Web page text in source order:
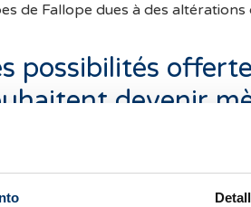
de Fallope dues à des
possibilités
devenir
et l'âge est déterminant pour la
la vitrification des ovules.La